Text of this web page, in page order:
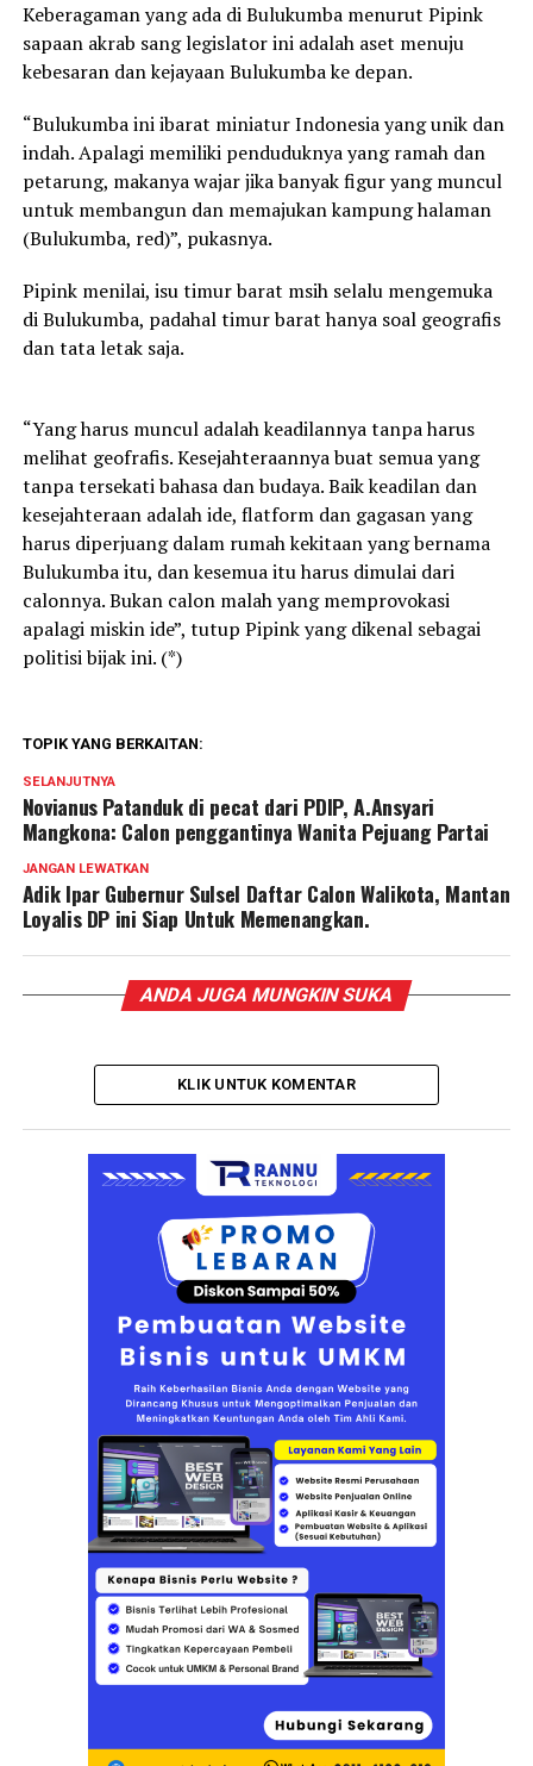
Keberagaman yang ada di Bulukumba menurut Pipink
sapaan akrab sang legislator ini adalah aset menuju
kebesaran dan kejayaan Bulukumba ke depan.
“Bulukumba ini ibarat miniatur Indonesia yang unik dan
indah. Apalagi memiliki penduduknya yang ramah dan
petarung, makanya wajar jika banyak figur yang muncul
untuk membangun dan memajukan kampung halaman
(Bulukumba, red)”, pukasnya.
Pipink menilai, isu timur barat msih selalu mengemuka
di Bulukumba, padahal timur barat hanya soal geografis
dan tata letak saja.
“Yang harus muncul adalah keadilannya tanpa harus
melihat geofrafis. Kesejahteraannya buat semua yang
tanpa tersekati bahasa dan budaya. Baik keadilan dan
kesejahteraan adalah ide, flatform dan gagasan yang
harus diperjuang dalam rumah kekitaan yang bernama
Bulukumba itu, dan kesemua itu harus dimulai dari
calonnya. Bukan calon malah yang memprovokasi
apalagi miskin ide”, tutup Pipink yang dikenal sebagai
politisi bijak ini. (*)
TOPIK YANG BERKAITAN:
SELANJUTNYA
Novianus Patanduk di pecat dari PDIP, A.Ansyari
Mangkona: Calon penggantinya Wanita Pejuang Partai
JANGAN LEWATKAN
Adik Ipar Gubernur Sulsel Daftar Calon Walikota, Mantan
Loyalis DP ini Siap Untuk Memenangkan.
ANDA JUGA MUNGKIN SUKA
KLIK UNTUK KOMENTAR